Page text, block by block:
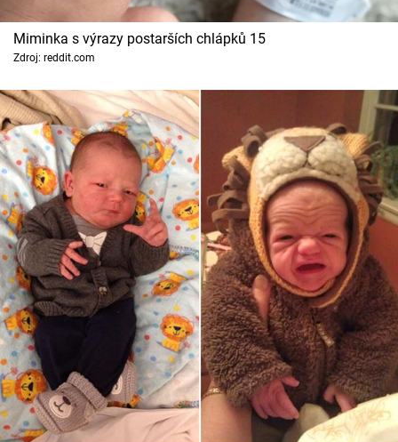
Miminka s výrazy postarších chlápků 15
Zdroj: reddit.com